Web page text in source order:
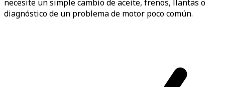
necesite un simple cambio de aceite, frenos, llantas o
diagnóstico de un problema de motor poco común.